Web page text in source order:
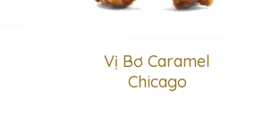
Vị Bơ Caramel
Chicago